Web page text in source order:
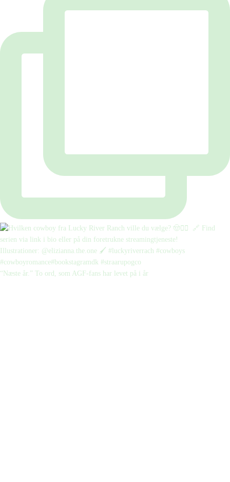
“Næste år.” To ord, som AGF-fans har levet på i år